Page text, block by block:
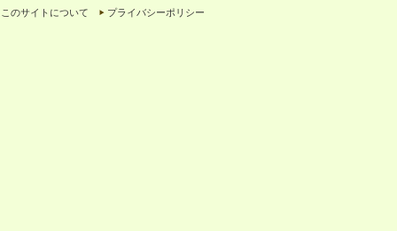
このサイトについて プライバシーポリシー